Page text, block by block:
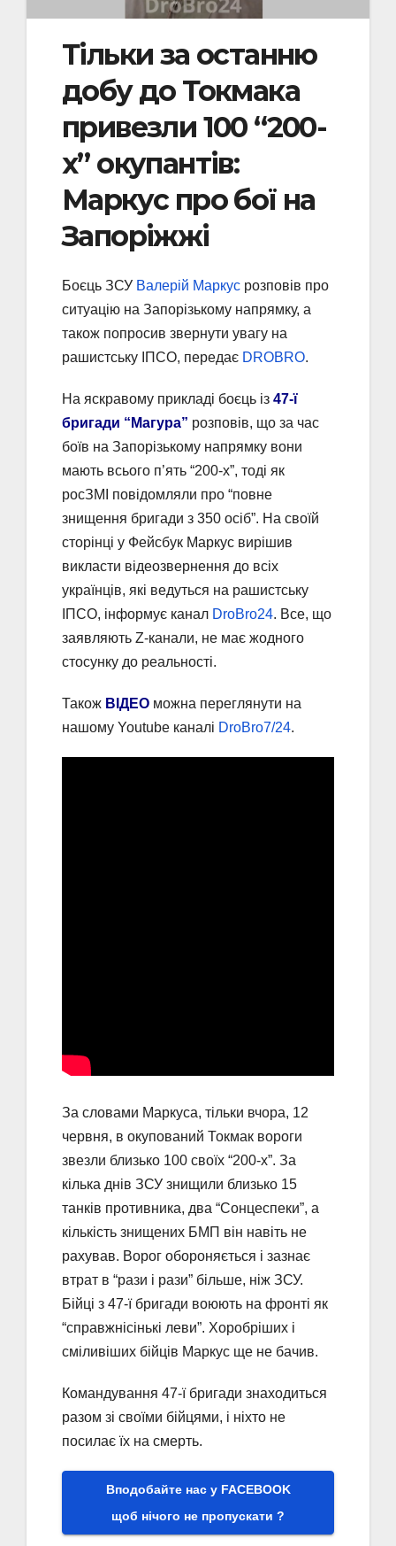
Тільки за останню
добу до Токмака
привезли 100 “200-
х” окупантів:
Маркус про бої на
Запоріжжі
Боєць ЗСУ Валерій Маркус розповів про
ситуацію на Запорізькому напрямку, а
також попросив звернути увагу на
рашистську ІПСО, передає DROBRO.
На яскравому прикладі боєць із 47-ї
бригади “Магура” розповів, що за час
боїв на Запорізькому напрямку вони
мають всього п’ять “200-х”, тоді як
росЗМІ повідомляли про “повне
знищення бригади з 350 осіб”. На своїй
сторінці у Фейсбук Маркус вирішив
викласти відеозвернення до всіх
українців, які ведуться на рашистську
ІПСО, інформує канал DroBro24. Все, що
заявляють Z-канали, не має жодного
стосунку до реальності.
Також ВІДЕО можна переглянути на
нашому Youtube каналі DroBro7/24.
За словами Маркуса, тільки вчора, 12
червня, в окупований Токмак вороги
звезли близько 100 своїх “200-х”. За
кілька днів ЗСУ знищили близько 15
танків противника, два “Сонцеcпеки”, а
кількість знищених БМП він навіть не
рахував. Ворог обороняється і зазнає
втрат в “рази і рази” більше, ніж ЗСУ.
Бійці з 47-ї бригади воюють на фронті як
“справжнісінькі леви”. Хоробріших і
сміливіших бійців Маркус ще не бачив.
Командування 47-ї бригади знаходиться
разом зі своїми бійцями, і ніхто не
посилає їх на смерть.
Вподобайте нас у FACEBOOK
щоб нічого не пропускати ?